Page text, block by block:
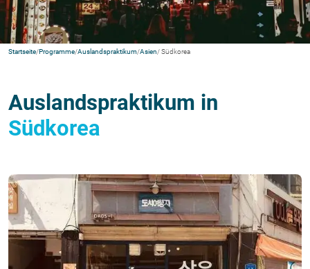
Startseite/Programme/Auslandspraktikum/Asien/ Südkorea
Auslandspraktikum in
Südkorea